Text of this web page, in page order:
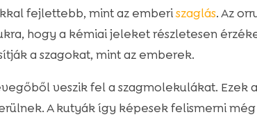
fejlettebb, mint az emberiszaglás. Az
hogy a kémiai jeleket részletesen
a szagokat, mint az emberek.
veszik fel a szagmolekulákat. Ezek
A kutyák így képesek felismerni